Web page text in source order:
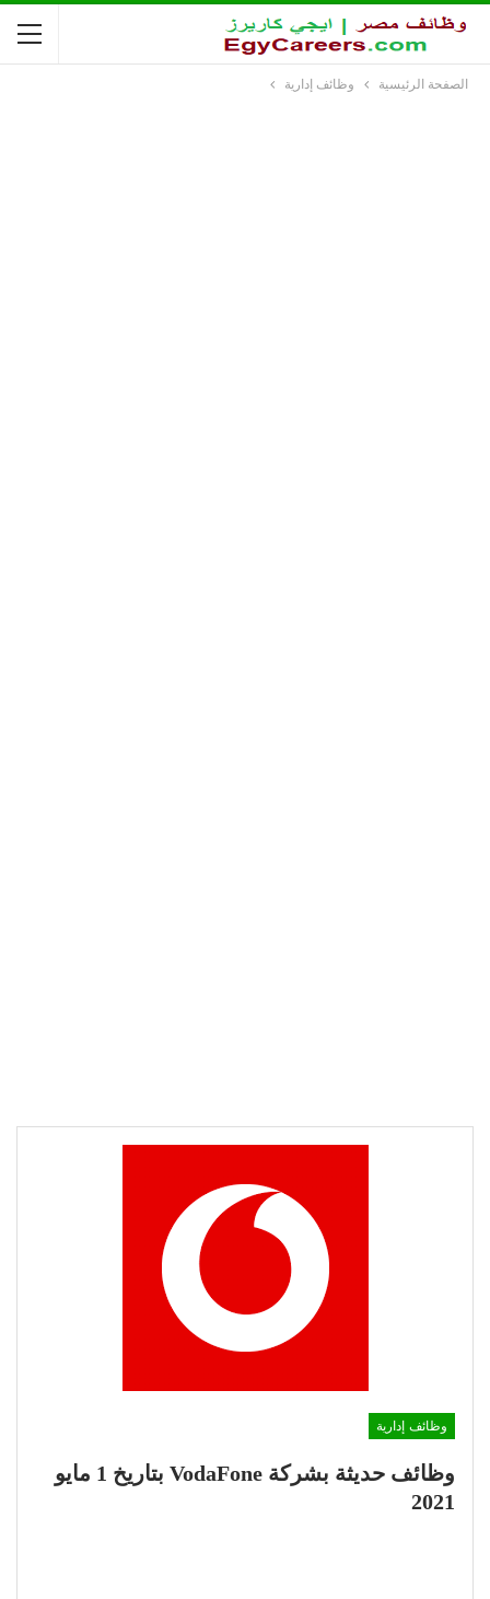
الصفحة الرئيسية وظائف إدارية
وظائف إدارية
وظائف حديثة بشركة VodaFone بتاريخ 1 مايو
2021